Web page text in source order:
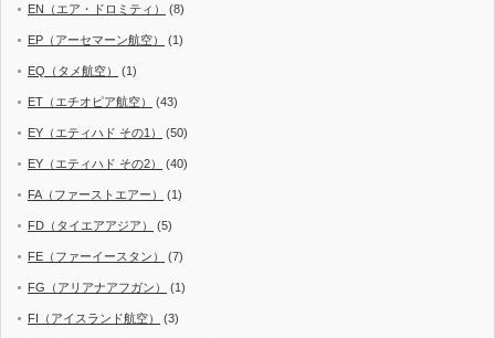
EN（エア・ドロミティ） (8)
EP（アーセマーン航空） (1)
EQ（タメ航空） (1)
ET（エチオピア航空） (43)
EY（エティハド その1） (50)
EY（エティハド その2） (40)
FA（ファーストエアー） (1)
FD（タイエアアジア） (5)
FE（ファーイースタン） (7)
FG（アリアナアフガン） (1)
FI（アイスランド航空） (3)